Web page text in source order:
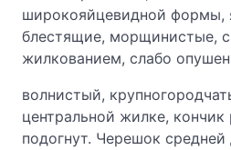
широкояйцевидной формы,
блестящие, морщинистые,
жилкованием, слабо
волнистый,
центральной жилке, кончик
подогнут. Черешок